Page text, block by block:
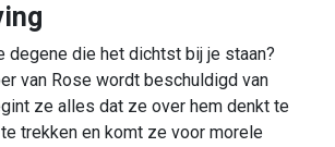
degene die het dichtst bij je staan?
van Rose wordt beschuldigd van
ze alles dat ze over hem denkt te
trekken en komt ze voor morele